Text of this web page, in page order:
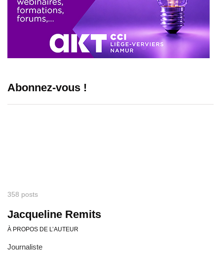
Abonnez-vous !
358 posts
Jacqueline Remits
À PROPOS DE L’AUTEUR
Journaliste